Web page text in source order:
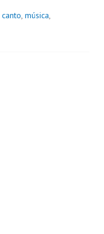
canto, música,